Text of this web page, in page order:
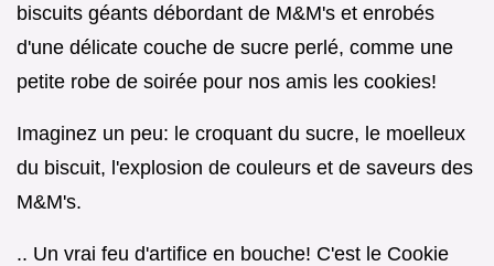
biscuits géants débordant de M&M's et enrobés
d'une délicate couche de sucre perlé, comme une
petite robe de soirée pour nos amis les cookies!
Imaginez un peu: le croquant du sucre, le moelleux
du biscuit, l'explosion de couleurs et de saveurs des
M&M's.
.. Un vrai feu d'artifice en bouche! C'est le Cookie